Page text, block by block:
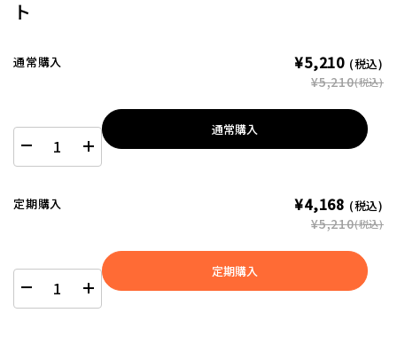
ト
通常購入 ¥5,210 (税込)
¥5,210(税込)
通常購入
定期購入 ¥4,168 (税込)
¥5,210(税込)
定期購入